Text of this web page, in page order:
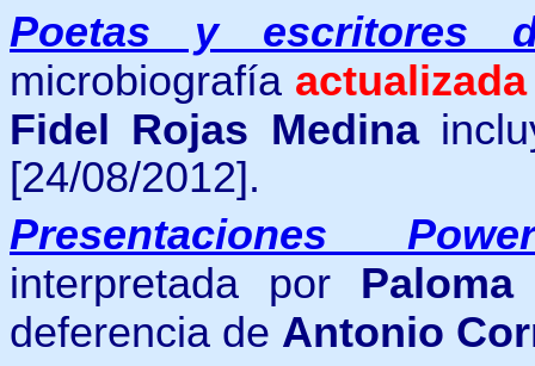
Poetas y escritores
microbiografía actualizada
Fidel Rojas Medina
[24/08/2012].
Presentaciones
interpretada por
deferencia de Antonio